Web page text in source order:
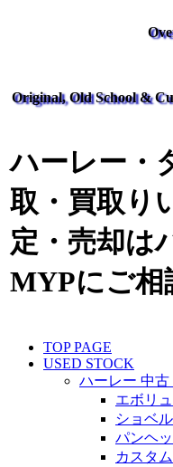
Original, Old School &
ハーレー・
取・買取り
定・売却は
MYPにご相
TOP PAGE
USED STOCK
ハーレー 中
エボリ
ショベ
パンヘ
カスタ